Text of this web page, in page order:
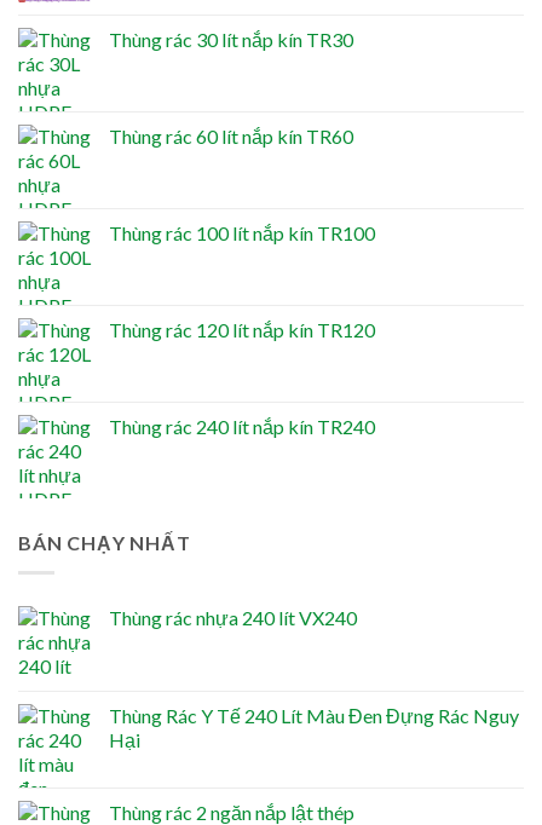
Thùng rác 30 lít nắp kín TR30
Thùng rác 60 lít nắp kín TR60
Thùng rác 100 lít nắp kín TR100
Thùng rác 120 lít nắp kín TR120
Thùng rác 240 lít nắp kín TR240
BÁN CHẠY NHẤT
Thùng rác nhựa 240 lít VX240
Thùng Rác Y Tế 240 Lít Màu Đen Đựng Rác Nguy
Hại
Thùng rác 2 ngăn nắp lật thép